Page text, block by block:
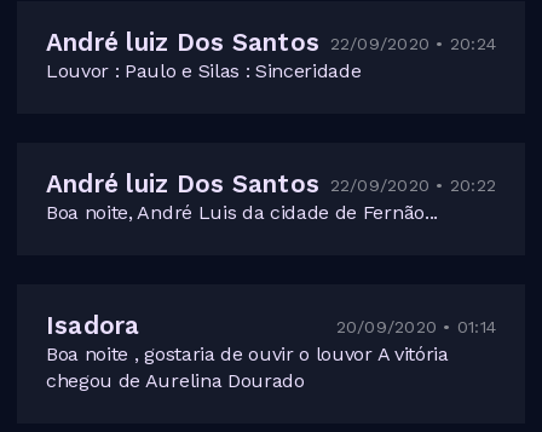
André luiz Dos Santos 22/09/2020 • 20:24
Louvor : Paulo e Silas : Sinceridade
André luiz Dos Santos 22/09/2020 • 20:22
Boa noite, André Luis da cidade de Fernão...
Isadora 20/09/2020 • 01:14
Boa noite , gostaria de ouvir o louvor A vitória
chegou de Aurelina Dourado